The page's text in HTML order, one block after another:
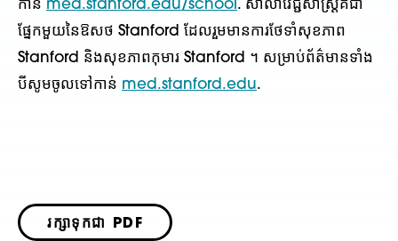
កាន់ med.stanford.edu/school . សាលាវេជ្ជសាស្រ្ដគឺជា
ផ្នែកមួយនៃឱសថ Stanford ដែលរួមមានការថែទាំសុខភាព
Stanford និងសុខភាពកុមារ Stanford ។ សម្រាប់​ព័ត៌មាន​ទាំង​
បី​សូម​ចូល​ទៅ​កាន់ med.stanford.edu.
រក្សាទុកជា PDF